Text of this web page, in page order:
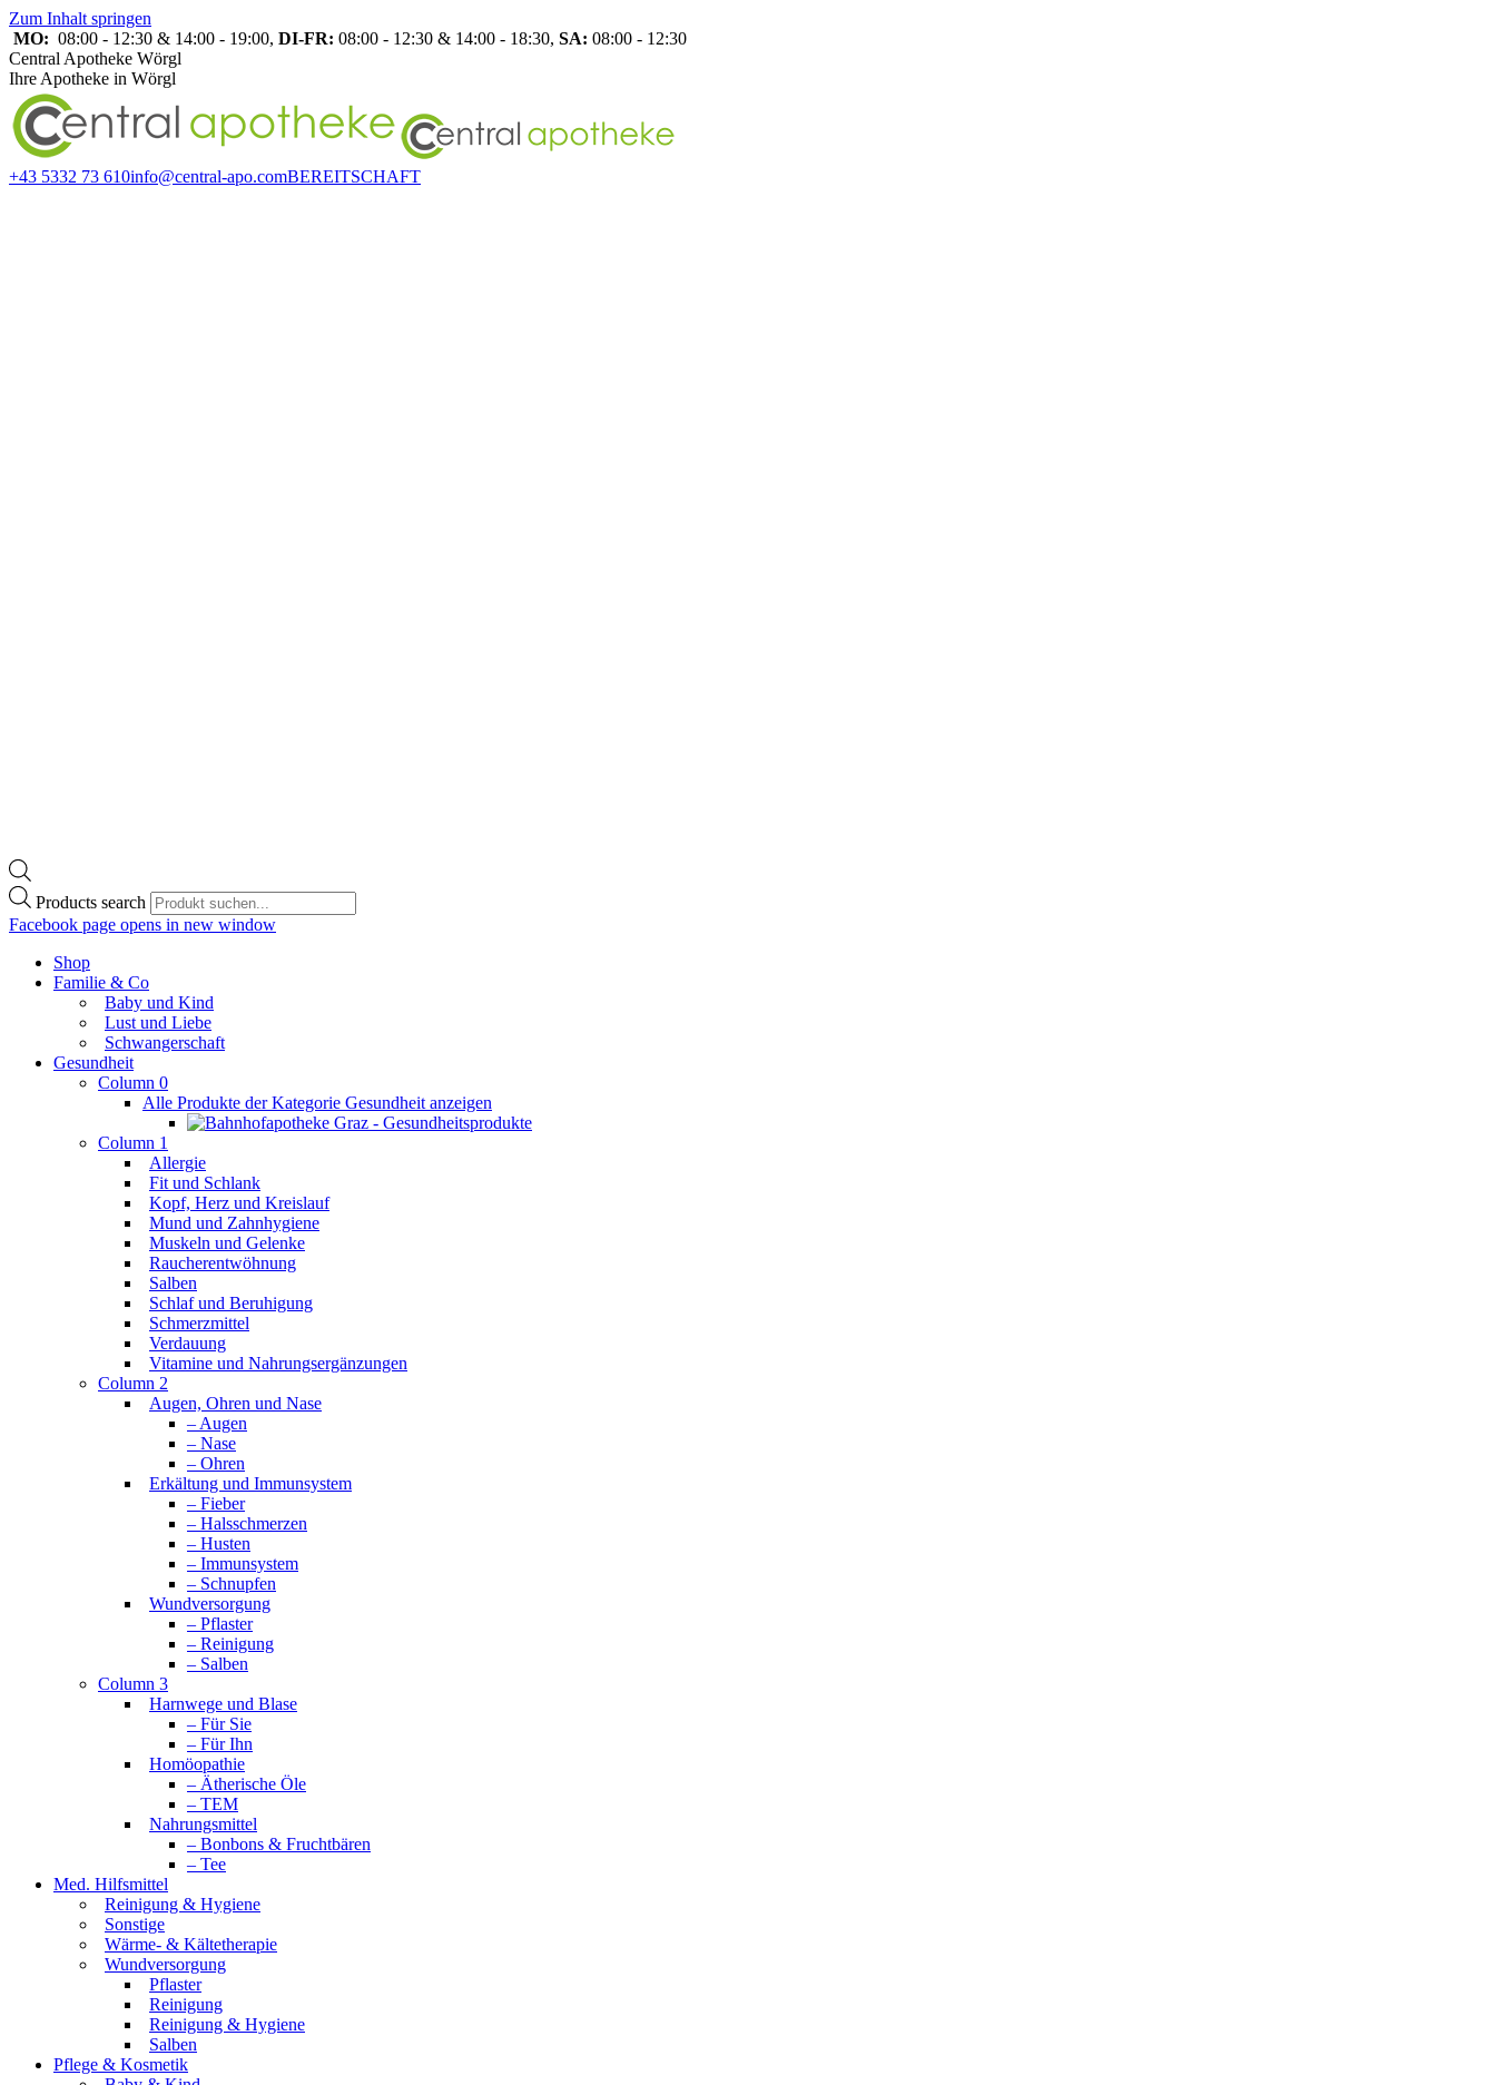
Zum Inhalt springen
MO: 08:00 - 12:30 & 14:00 - 19:00, DI-FR: 08:00 - 12:30 & 14:00 - 18:30, SA: 08:00 - 12:30
Central Apotheke Wörgl
Ihre Apotheke in Wörgl
+43 5332 73 610info@central-apo.comBEREITSCHAFT
Products search
Facebook page opens in new window
Shop
Familie & Co
Baby und Kind
Lust und Liebe
Schwangerschaft
Gesundheit
Column 0
Alle Produkte der Kategorie Gesundheit anzeigen
Column 1
Allergie
Fit und Schlank
Kopf, Herz und Kreislauf
Mund und Zahnhygiene
Muskeln und Gelenke
Raucherentwöhnung
Salben
Schlaf und Beruhigung
Schmerzmittel
Verdauung
Vitamine und Nahrungsergänzungen
Column 2
Augen, Ohren und Nase
– Augen
– Nase
– Ohren
Erkältung und Immunsystem
– Fieber
– Halsschmerzen
– Husten
– Immunsystem
– Schnupfen
Wundversorgung
– Pflaster
– Reinigung
– Salben
Column 3
Harnwege und Blase
– Für Sie
– Für Ihn
Homöopathie
– Ätherische Öle
– TEM
Nahrungsmittel
– Bonbons & Fruchtbären
– Tee
Med. Hilfsmittel
Reinigung & Hygiene
Sonstige
Wärme- & Kältetherapie
Wundversorgung
Pflaster
Reinigung
Reinigung & Hygiene
Salben
Pflege & Kosmetik